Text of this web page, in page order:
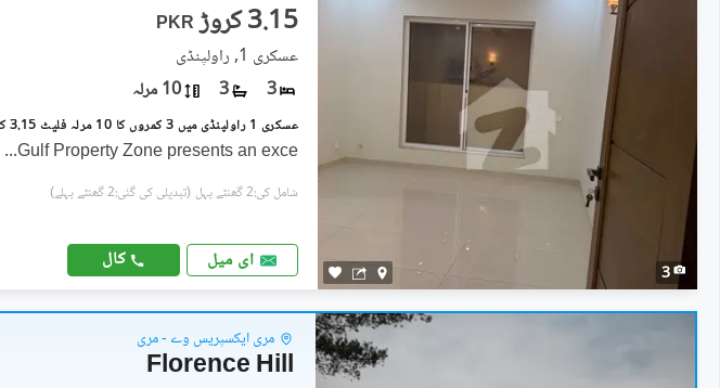
3
PKR 3.15 کروڑ
عسکری 1, راولپنڈی
3
3 10 مرلہ
Gulf Property Zone presents an exce
...
شامل کی:2 گھنٹے پہل (تبدیلی کی گئی:2 گھنٹے پہلے)
ای میل کال
مری ایکسپریس وے - مری
Florence Hill